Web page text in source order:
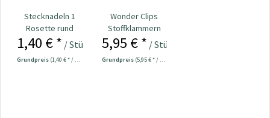
Stecknadeln 1
Rosette rund
Kopf bunt
Nr.109534
1,40 € * / Stück
Grundpreis (1,40 € * / 1 Stück)
Wonder Clips
Stoffklammern
klein - 20 Stück
5,95 € * / Stück
Grundpreis (5,95 € * / 1 Stück)